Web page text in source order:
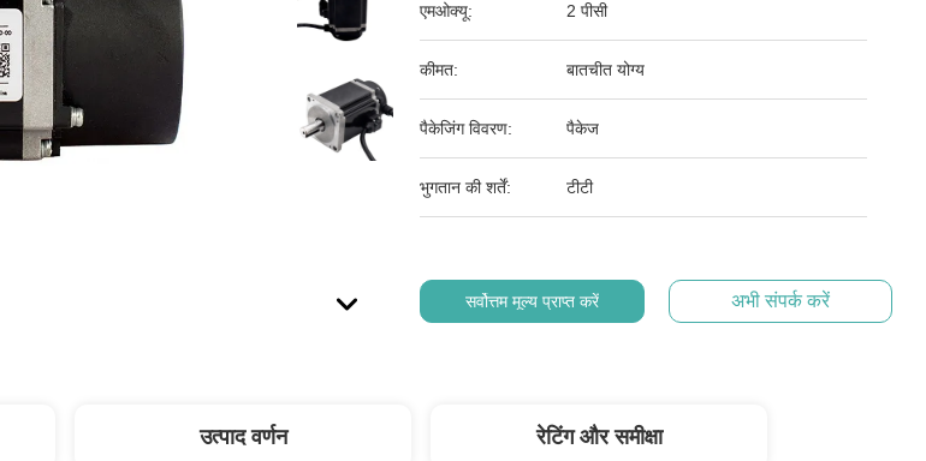
एमओक्यू: 2 पीसी
कीमत: बातचीत योग्य
पैकेजिंग विवरण: पैकेज
भुगतान की शर्तें: टीटी
सर्वोत्तम मूल्य प्राप्त करें अभी संपर्क करें
उत्पाद वर्णन रेटिंग और समीक्षा